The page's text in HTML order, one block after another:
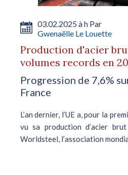
03.02.2025 à h Par
Gwenaëlle Le Louette
Production d'acier
volumes records en
Progression de 7,6%
France
L’an dernier, l’UE a, pour la
vu sa production d’acier brut
Worldsteel, l’association